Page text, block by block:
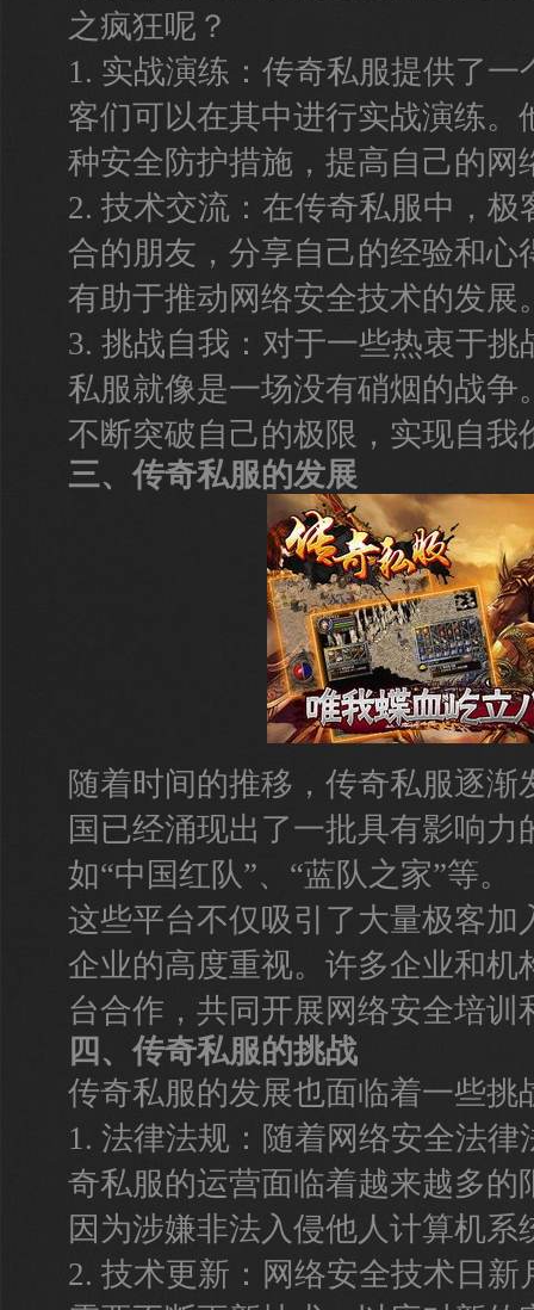
之疯狂呢？
1. 实战演练：传奇私服提供了
客们可以在其中进行实战演练。
种安全防护措施，提高自己的网
2. 技术交流：在传奇私服中，
合的朋友，分享自己的经验和心
有助于推动网络安全技术的发展
3. 挑战自我：对于一些热衷于
私服就像是一场没有硝烟的战争
不断突破自己的极限，实现自我
三、传奇私服的发展
随着时间的推移，传奇私服逐渐
国已经涌现出了一批具有影响力
如“中国红队”、“蓝队之家”等。
这些平台不仅吸引了大量极客加
企业的高度重视。许多企业和机
台合作，共同开展网络安全培训
四、传奇私服的挑战
传奇私服的发展也面临着一些挑
1. 法律法规：随着网络安全法
奇私服的运营面临着越来越多的
因为涉嫌非法入侵他人计算机系
2. 技术更新：网络安全技术日